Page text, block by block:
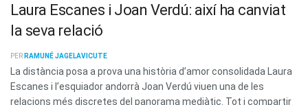
Laura Escanes i Joan Verdú: així ha canviat
la seva relació
PER RAMUNÉ JAGELAVICUTE
La distància posa a prova una història d’amor consolidada Laura
Escanes i l’esquiador andorrà Joan Verdú viuen una de les
relacions més discretes del panorama mediàtic. Tot i compartir